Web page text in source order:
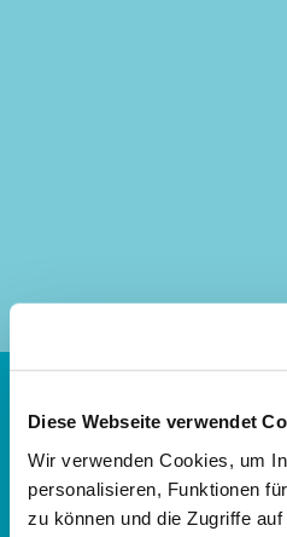
Diese Webseite verwendet
Wir verwenden Cookies, um
personalisieren, Funktionen
zu können und die Zugriffe
Evangelisches
im Katharina-von-Bora-Haus
Hupfeldstraße 21